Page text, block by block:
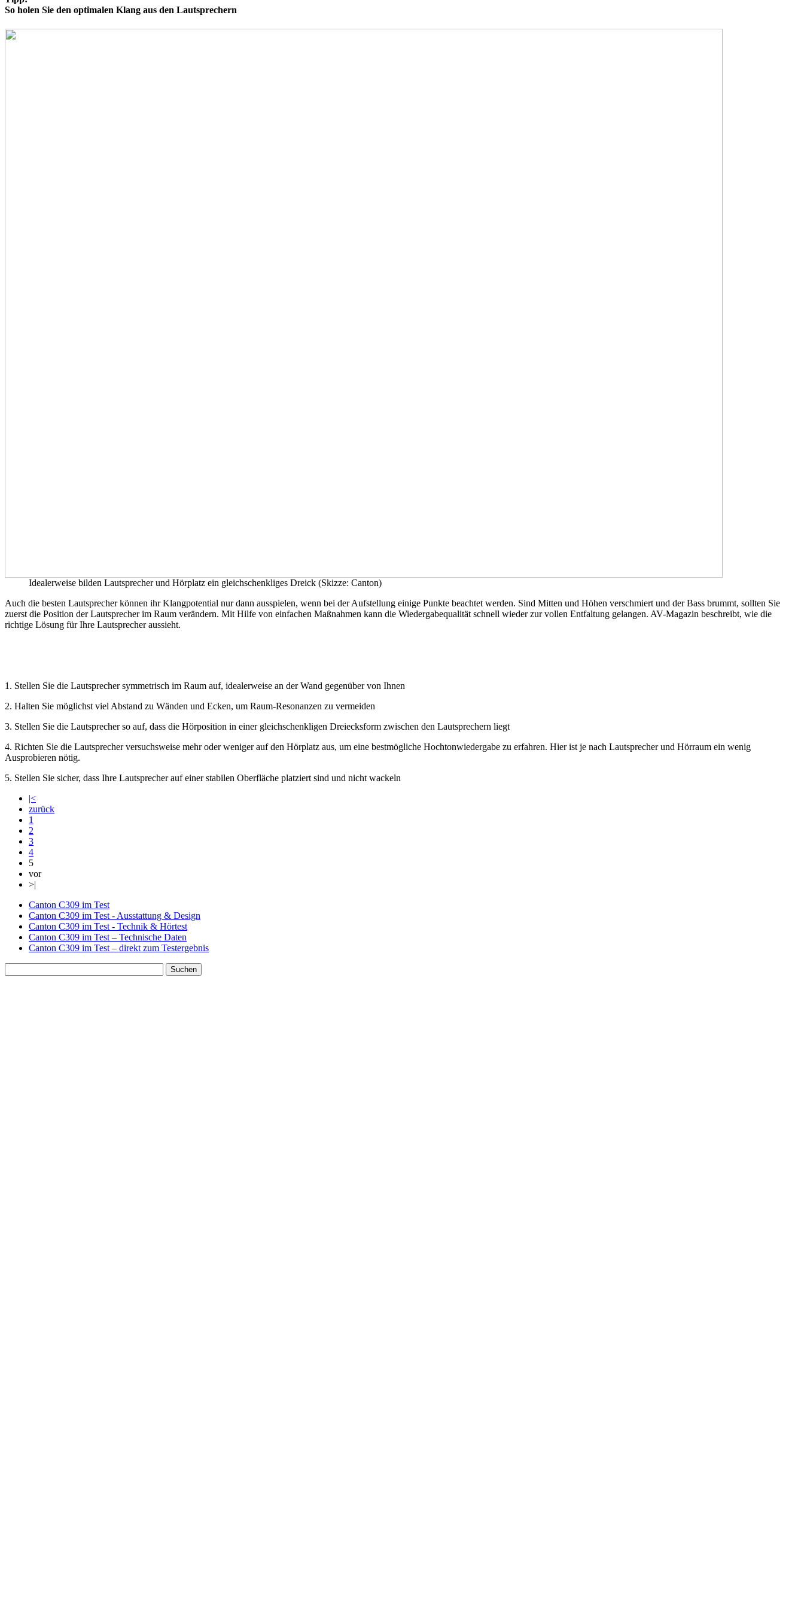
So holen Sie den optimalen Klang aus den Lautsprechern
Idealerweise bilden Lautsprecher und Hörplatz ein gleichschenkliges Dreick (Skizze: Canton)
Auch die besten Lautsprecher können ihr Klangpotential nur dann ausspielen, wenn bei der Aufstellung einige Punkte beachtet werden. Sind Mitten und Höhen verschmiert und der Bass brummt, sollten Sie
zuerst die Position der Lautsprecher im Raum verändern. Mit Hilfe von einfachen Maßnahmen kann die Wiedergabequalität schnell wieder zur vollen Entfaltung gelangen. AV-Magazin beschreibt, wie die
richtige Lösung für Ihre Lautsprecher aussieht.
1. Stellen Sie die Lautsprecher symmetrisch im Raum auf, idealerweise an der Wand gegenüber von Ihnen
2. Halten Sie möglichst viel Abstand zu Wänden und Ecken, um Raum-Resonanzen zu vermeiden
3. Stellen Sie die Lautsprecher so auf, dass die Hörposition in einer gleichschenkligen Dreiecksform zwischen den Lautsprechern liegt
4. Richten Sie die Lautsprecher versuchsweise mehr oder weniger auf den Hörplatz aus, um eine bestmögliche Hochtonwiedergabe zu erfahren. Hier ist je nach Lautsprecher und Hörraum ein wenig
Ausprobieren nötig.
5. Stellen Sie sicher, dass Ihre Lautsprecher auf einer stabilen Oberfläche platziert sind und nicht wackeln
|<
zurück
1
2
3
4
5
vor
>|
Canton C309 im Test
Canton C309 im Test - Ausstattung & Design
Canton C309 im Test - Technik & Hörtest
Canton C309 im Test – Technische Daten
Canton C309 im Test – direkt zum Testergebnis